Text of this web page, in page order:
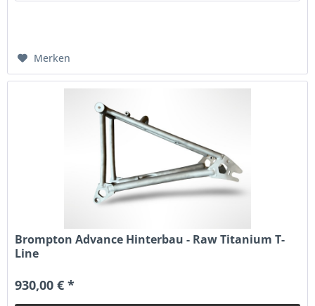
Merken
Brompton Advance Hinterbau - Raw Titanium T-
Line
930,00 € *